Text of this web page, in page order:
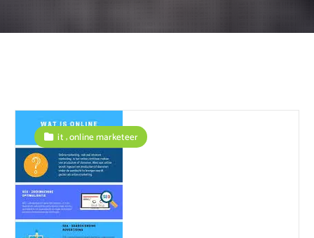
it,online marketeer